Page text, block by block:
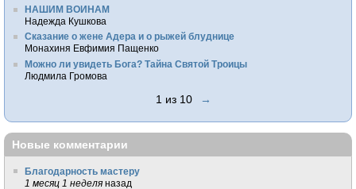
НАШИМ ВОИНАМ
Надежда Кушкова
Сказание о жене Адера и о рыжей блуднице
Монахиня Евфимия Пащенко
Можно ли увидеть Бога? Тайна Святой Троицы
Людмила Громова
1 из 10 →
Новые комментарии
Благодарность мастеру
1 месяц 1 неделя назад